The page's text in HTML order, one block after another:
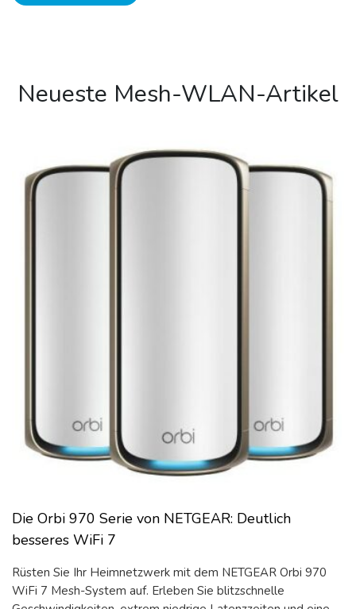
Neueste Mesh-WLAN-Artikel
Die Orbi 970 Serie von NETGEAR: Deutlich
besseres WiFi 7
Rüsten Sie Ihr Heimnetzwerk mit dem NETGEAR Orbi 970
WiFi 7 Mesh-System auf. Erleben Sie blitzschnelle